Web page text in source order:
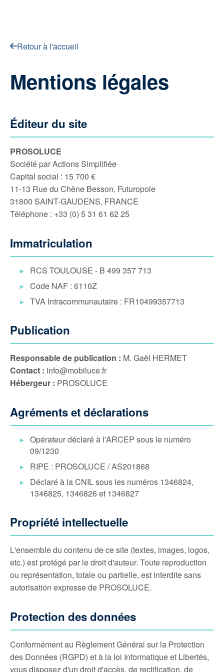
Retour à l'accueil
Mentions légales
Éditeur du site
PROSOLUCE
Société par Actions Simplifiée
Capital social : 15 700 €
11-13 Rue du Chêne Besson, Futuropole
31800 SAINT-GAUDENS, FRANCE
Téléphone : +33 (0) 5 31 61 62 25
Immatriculation
RCS TOULOUSE - B 499 357 713
Code NAF : 6110Z
TVA Intracommunautaire : FR10499357713
Publication
Responsable de publication : M. Gaël HERMET
Contact : info@mobiluce.fr
Hébergeur : PROSOLUCE
Agréments et déclarations
Opérateur déclaré à l'ARCEP sous le numéro
09/1230
RIPE : PROSOLUCE / AS201868
Déclaré à la CNIL sous les numéros 1346824,
1346825, 1346826 et 1346827
Propriété intellectuelle
L'ensemble du contenu de ce site (textes, images, logos,
etc.) est protégé par le droit d'auteur. Toute reproduction
ou représentation, totale ou partielle, est interdite sans
autorisation expresse de PROSOLUCE.
Protection des données
Conformément au Règlement Général sur la Protection
des Données (RGPD) et à la loi Informatique et Libertés,
vous disposez d'un droit d'accès, de rectification, de